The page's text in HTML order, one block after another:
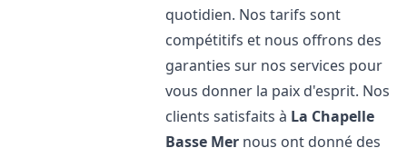
quotidien. Nos tarifs sont
compétitifs et nous offrons des
garanties sur nos services pour
vous donner la paix d'esprit. Nos
clients satisfaits à La Chapelle
Basse Mer nous ont donné des